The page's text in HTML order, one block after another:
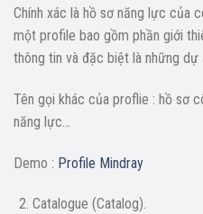
Chính xác là hồ sơ năng lực của
một profile bao gồm phần giới
thông tin và đặc biệt là những dự
Tên gọi khác của proflie : hồ sơ
năng lực…
Demo : Profile Mindray
Catalogue (Catalog).